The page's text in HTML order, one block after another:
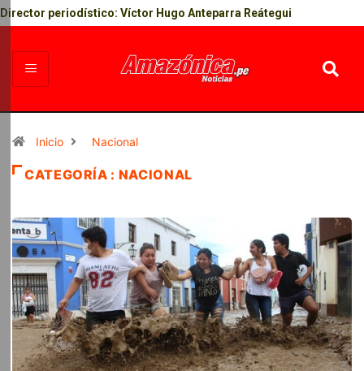
Director periodístico: Víctor Hugo Anteparra Reátegui
Inicio Nacional
CATEGORÍA : NACIONAL